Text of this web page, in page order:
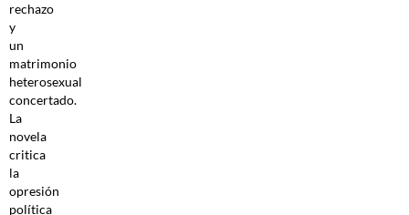
rechazo
y
un
matrimonio
heterosexual
concertado.
La
novela
critica
la
opresión
política